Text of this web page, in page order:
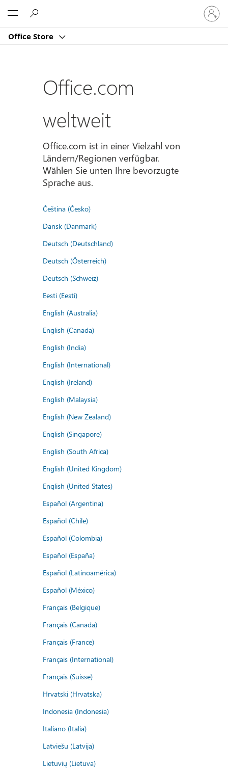
Office Store
Bei
Ihrem
Konto
Office.com
weltweit
Office.com ist in einer Vielzahl von
Ländern/Regionen verfügbar.
Wählen Sie unten Ihre bevorzugte
Sprache aus.
Čeština (Česko)
Dansk (Danmark)
Deutsch (Deutschland)
Deutsch (Österreich)
Deutsch (Schweiz)
Eesti (Eesti)
English (Australia)
English (Canada)
English (India)
English (International)
English (Ireland)
English (Malaysia)
English (New Zealand)
English (Singapore)
English (South Africa)
English (United Kingdom)
English (United States)
Español (Argentina)
Español (Chile)
Español (Colombia)
Español (España)
Español (Latinoamérica)
Español (México)
Français (Belgique)
Français (Canada)
Français (France)
Français (International)
Français (Suisse)
Hrvatski (Hrvatska)
Indonesia (Indonesia)
Italiano (Italia)
Latviešu (Latvija)
Lietuvių (Lietuva)